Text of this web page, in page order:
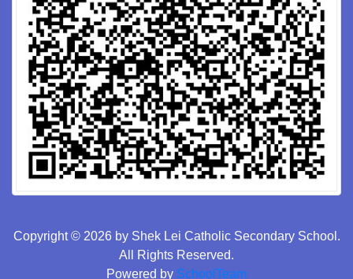
Copyright © 2026 by Shek Lei Catholic Secondary School.
All Rights Reserved.
Powered by SchoolTeam